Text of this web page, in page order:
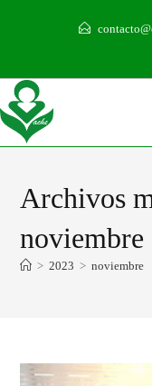
Archivos
noviembre
> 2023 > noviembre